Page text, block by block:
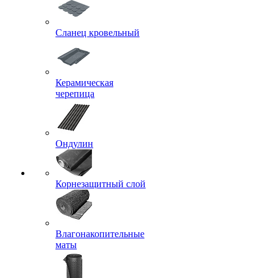
Сланец кровельный
Керамическая
черепица
Ондулин
Корнезащитный слой
Влагонакопительные
маты